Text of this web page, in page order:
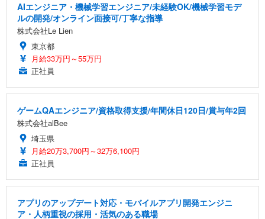
AIエンジニア・機械学習エンジニア/未経験OK/機械学習モデ
ルの開発/オンライン面接可/丁寧な指導
株式会社Le Lien
東京都
月給33万円～55万円
正社員
ゲームQAエンジニア/資格取得支援/年間休日120日/賞与年2回
株式会社alBee
埼玉県
月給20万3,700円～32万6,100円
正社員
アプリのアップデート対応・モバイルアプリ開発エンジニ
ア・人柄重視の採用・活気のある職場